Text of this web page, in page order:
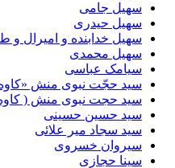
جامی
حیدری
خدابنده و امیرال و طرفه
محمدی
عباسی
حجّت نبوی منش «کاوه»
حجت نبوی منش ( کاوه )
حسین حسینى
سجاد میر علائی
خسروی
حجازی